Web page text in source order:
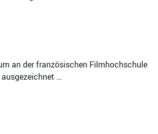
an der französischen Filmhochschule
ausgezeichnet …